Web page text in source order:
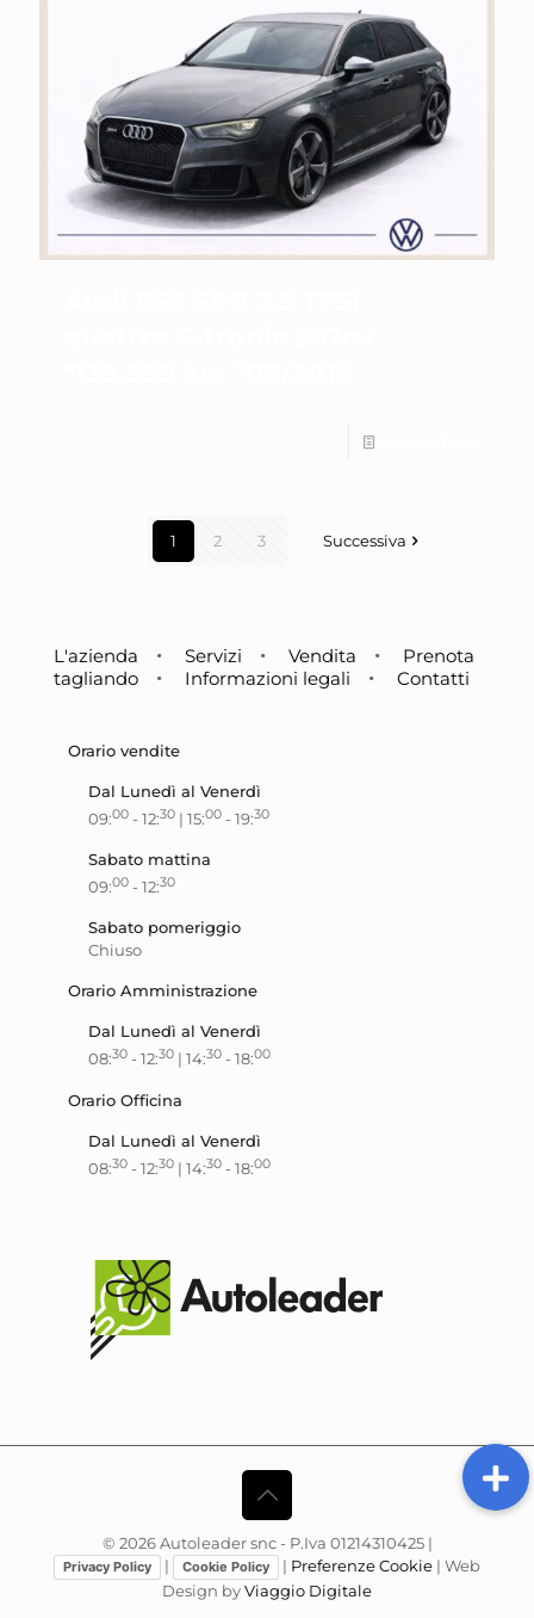
1 2 3 Successiva
L'azienda Servizi Vendita
Prenota
tagliando
Informazioni legali Contatti
Orario vendite
Dal Lunedì al Venerdì
09:00- 12:30| 15:00- 19:30
Sabato mattina
09:00- 12:30
Sabato pomeriggio
Chiuso
Orario Amministrazione
Dal Lunedì al Venerdì
08:30- 12:30| 14:30- 18:00
Orario Officina
Dal Lunedì al Venerdì
08:30- 12:30| 14:30- 18:00
© 2026Autoleader snc - P.Iva 01214310425 |
Privacy Policy | Cookie Policy | Preferenze Cookie | Web
Design byViaggio Digitale